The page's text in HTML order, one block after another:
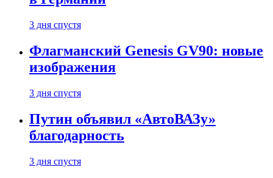
3 дня спустя
Флагманский Genesis GV90: новые
изображения
3 дня спустя
Путин объявил «АвтоВАЗу»
благодарность
3 дня спустя